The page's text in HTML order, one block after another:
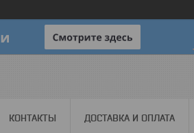
КОНТАКТЫ ДОСТАВКА И ОПЛАТА